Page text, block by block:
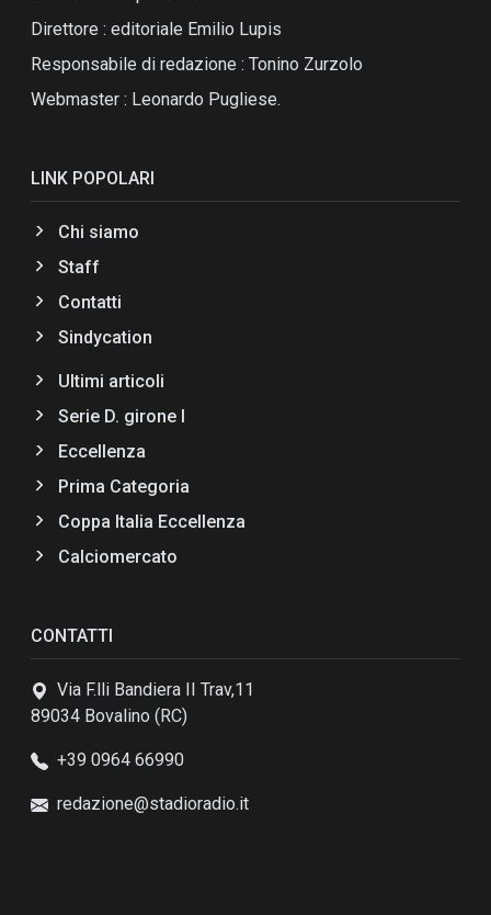
Direttore : editoriale Emilio Lupis
Responsabile di redazione : Tonino Zurzolo
Webmaster : Leonardo Pugliese.
LINK POPOLARI
Chi siamo
Staff
Contatti
Sindycation
Ultimi articoli
Serie D. girone I
Eccellenza
Prima Categoria
Coppa Italia Eccellenza
Calciomercato
CONTATTI
Via F.lli Bandiera II Trav,11
89034 Bovalino (RC)
+39 0964 66990
redazione@stadioradio.it